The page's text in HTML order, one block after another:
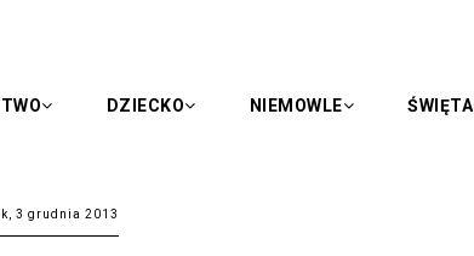
DZIECKO NIEMOWLE ŚWIĘTA
3 grudnia 2013